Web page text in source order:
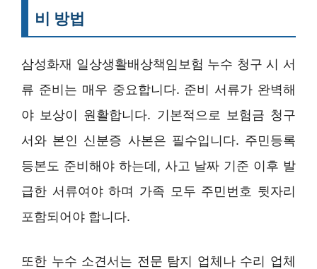
비 방법
삼성화재 일상생활배상책임보험 누수 청구 시 서
류 준비는 매우 중요합니다. 준비 서류가 완벽해
야 보상이 원활합니다. 기본적으로 보험금 청구
서와 본인 신분증 사본은 필수입니다. 주민등록
등본도 준비해야 하는데, 사고 날짜 기준 이후 발
급한 서류여야 하며 가족 모두 주민번호 뒷자리
포함되어야 합니다.
또한 누수 소견서는 전문 탐지 업체나 수리 업체